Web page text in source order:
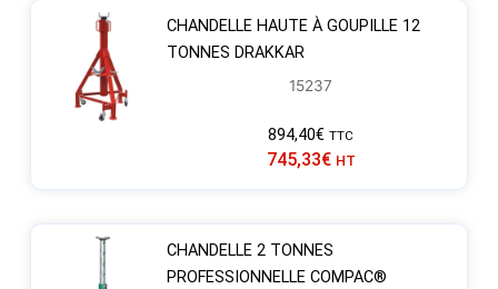
CHANDELLE HAUTE À GOUPILLE 12
TONNES DRAKKAR
15237
894,40€ TTC
745,33€ HT
CHANDELLE 2 TONNES
PROFESSIONNELLE COMPAC®